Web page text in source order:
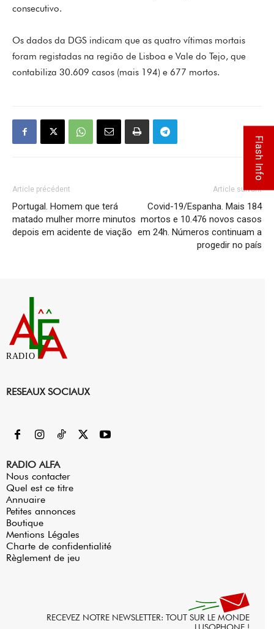
consecutivo.
Os dados da DGS indicam que as quatro vítimas mortais
foram registadas na região de Lisboa e Vale do Tejo, que
contabiliza 30.609 casos (mais 194) e 677 mortos.
Article précédent
Portugal. Homem que terá
matado mulher morre minutos
depois em acidente de viação
Article suivant
Covid-19/Espanha. Mais 184
mortos e 10.476 novos casos
em 24h. Números continuam a
progedir no país
RADIO
RESEAUX SOCIAUX
RADIO ALFA
Nous contacter
Quel est ce titre
Annuaire
Petites annonces
Boutique
Mentions Légales
Charte de confidentialité
Règlement de jeu
RECEVEZ NOTRE NEWSLETTER: TOUT SUR LE MONDE
LUSOPHONE !
Flash Info